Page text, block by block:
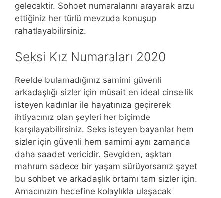
gelecektir. Sohbet numaralarını arayarak arzu
ettiğiniz her türlü mevzuda konuşup
rahatlayabilirsiniz.
Seksi Kız Numaraları 2020
Reelde bulamadığınız samimi güvenli
arkadaşlığı sizler için müsait en ideal cinsellik
isteyen kadınlar ile hayatınıza geçirerek
ihtiyacınız olan şeyleri her biçimde
karşılayabilirsiniz. Seks isteyen bayanlar hem
sizler için güvenli hem samimi aynı zamanda
daha saadet vericidir. Sevgiden, aşktan
mahrum sadece bir yaşam sürüyorsanız şayet
bu sohbet ve arkadaşlık ortamı tam sizler için.
Amacınızın hedefine kolaylıkla ulaşacak